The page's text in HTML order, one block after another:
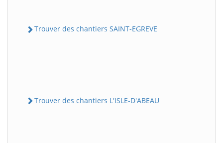
Trouver des chantiers SAINT-EGREVE
Trouver des chantiers L'ISLE-D'ABEAU